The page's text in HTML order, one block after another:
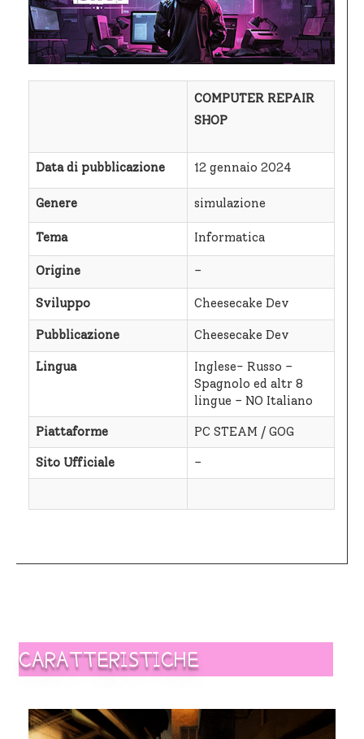
COMPUTER REPAIR
SHOP
Data di pubblicazione 12 gennaio 2024
Genere simulazione
Tema Informatica
Origine –
Sviluppo Cheesecake Dev
Pubblicazione Cheesecake Dev
Lingua
Inglese- Russo –
Spagnolo ed altr 8
lingue – NO Italiano
Piattaforme PC STEAM / GOG
Sito Ufficiale –
CARATTERISTICHE